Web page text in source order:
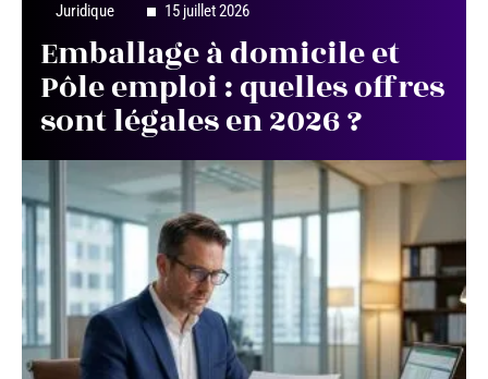
Juridique 15 juillet 2026
Emballage à domicile et
Pôle emploi : quelles offres
sont légales en 2026 ?